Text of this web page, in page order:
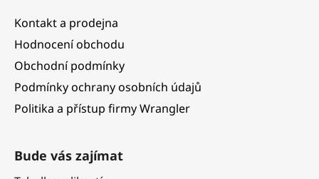
Kontakt a prodejna
Hodnocení obchodu
Obchodní podmínky
Podmínky ochrany osobních údajů
Politika a přístup firmy Wrangler
Bude vás zajímat